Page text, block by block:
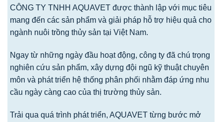
CÔNG TY TNHH AQUAVET được thành lập với mục tiêu
mang đến các sản phẩm và giải pháp hỗ trợ hiệu quả cho
ngành nuôi trồng thủy sản tại Việt Nam.
Ngay từ những ngày đầu hoạt động, công ty đã chú trọng
nghiên cứu sản phẩm, xây dựng đội ngũ kỹ thuật chuyên
môn và phát triển hệ thống phân phối nhằm đáp ứng nhu
cầu ngày càng cao của thị trường thủy sản.
Trải qua quá trình phát triển, AQUAVET từng bước mở